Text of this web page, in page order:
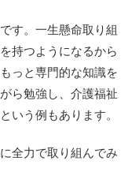
す。一生懸命取り組
持つようになるから
っと専門的な知識を
ら勉強し、介護福祉
いう例もあります。
全力で取り組んでみ